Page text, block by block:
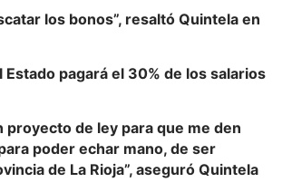
los bonos”, resaltó Quintela en
pagará el 30% de los salarios
de ley para que me den
poder echar mano, de ser
de La Rioja”, aseguró Quintela